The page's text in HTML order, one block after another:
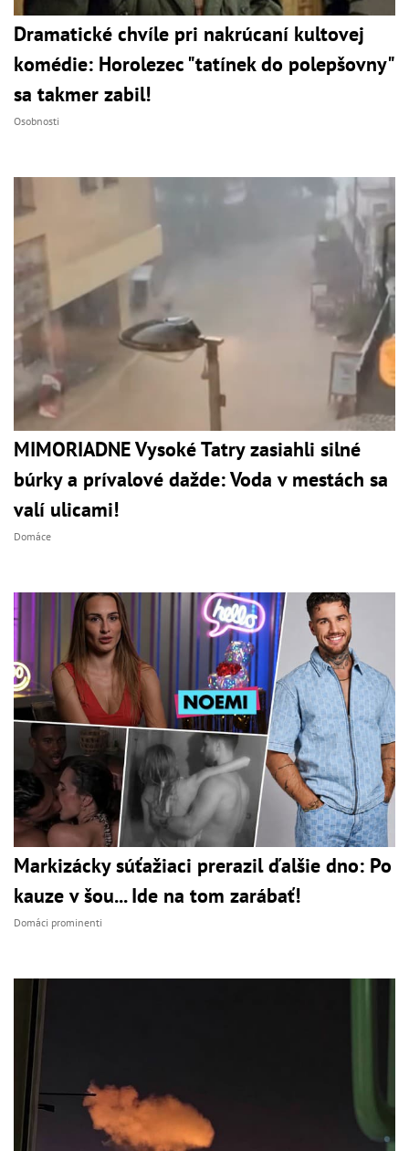
Dramatické chvíle pri nakrúcaní kultovej
komédie: Horolezec "tatínek do polepšovny"
sa takmer zabil!
Osobnosti
MIMORIADNE Vysoké Tatry zasiahli silné
búrky a prívalové dažde: Voda v mestách sa
valí ulicami!
Domáce
Markizácky súťažiaci prerazil ďalšie dno: Po
kauze v šou... Ide na tom zarábať!
Domáci prominenti